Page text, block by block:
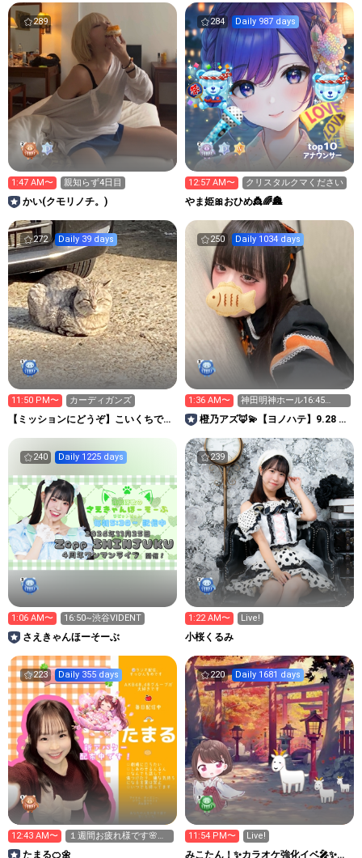
289
1:47 AM〜 親知らず4日目
かい(クモリノチ。)
284 Daily 987 days
top10
アナウンサー
12:57 AM〜 クリスタルクマください
やま姫🎀おひめ👸🌈🏯
272 Daily 39 days
11:50 PM〜 カーディガンズ
【ミッションにどうぞ】こいくちです
250 Daily 1034 days
1:36 AM〜
神田明神ホール16:45
twinbox20:30
橙乃アズ🦊💫【ヨノハテ】9.28 O-
240 Daily 1225 days
1:06 AM〜 16:50~渋谷VIDENT
さえきゃんほーそーぶ
239
1:22 AM〜 Live!
小桜くるみ
223 Daily 355 days
12:43 AM〜
１週間お疲れ様です🌸
たまる🍊🌼
220 Daily 1681 days
11:54 PM〜 Live!
みこたん！✨カラオケ強化イベ🎤✨